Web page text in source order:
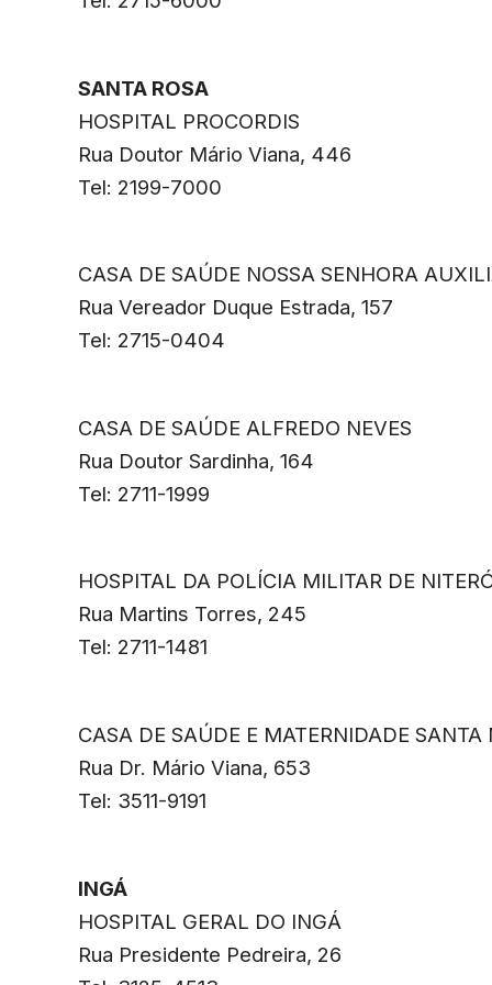
SANTA ROSA
HOSPITAL PROCORDIS
Rua Doutor Mário Viana, 446
Tel: 2199-7000
CASA DE SAÚDE NOSSA SENHORA
Rua Vereador Duque Estrada, 157
Tel: 2715-0404
CASA DE SAÚDE ALFREDO NEVES
Rua Doutor Sardinha, 164
Tel: 2711-1999
HOSPITAL DA POLÍCIA MILITAR DE
Rua Martins Torres, 245
Tel: 2711-1481
CASA DE SAÚDE E MATERNIDADE SANTA
Rua Dr. Mário Viana, 653
Tel: 3511-9191
INGÁ
HOSPITAL GERAL DO INGÁ
Rua Presidente Pedreira, 26